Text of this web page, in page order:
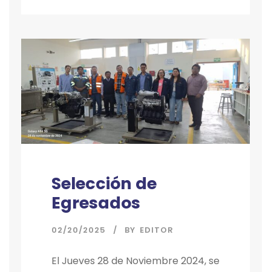
Selección de
Egresados
02/20/2025 BY EDITOR
El Jueves 28 de Noviembre 2024, se